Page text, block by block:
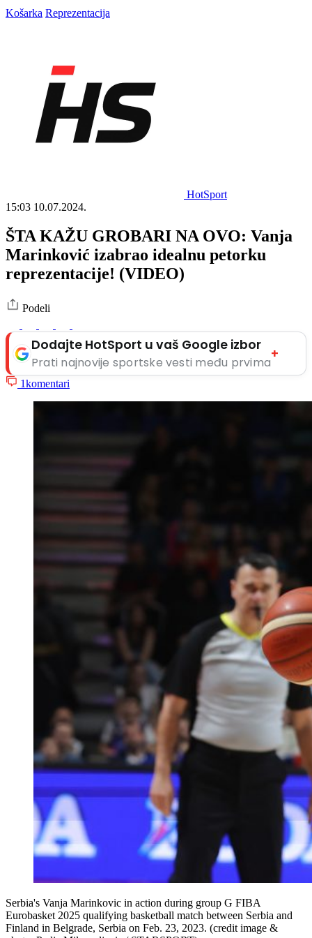
Košarka Reprezentacija
HotSport
15:03 10.07.2024.
ŠTA KAŽU GROBARI NA OVO: Vanja
Marinković izabrao idealnu petorku
reprezentacije! (VIDEO)
Podeli
Dodajte HotSport u vaš Google izbor
Prati najnovije sportske vesti među prvima
+
1komentari
Serbia's Vanja Marinkovic in action during group G FIBA
Eurobasket 2025 qualifying basketball match between Serbia and
Finland in Belgrade, Serbia on Feb. 23, 2023. (credit image &